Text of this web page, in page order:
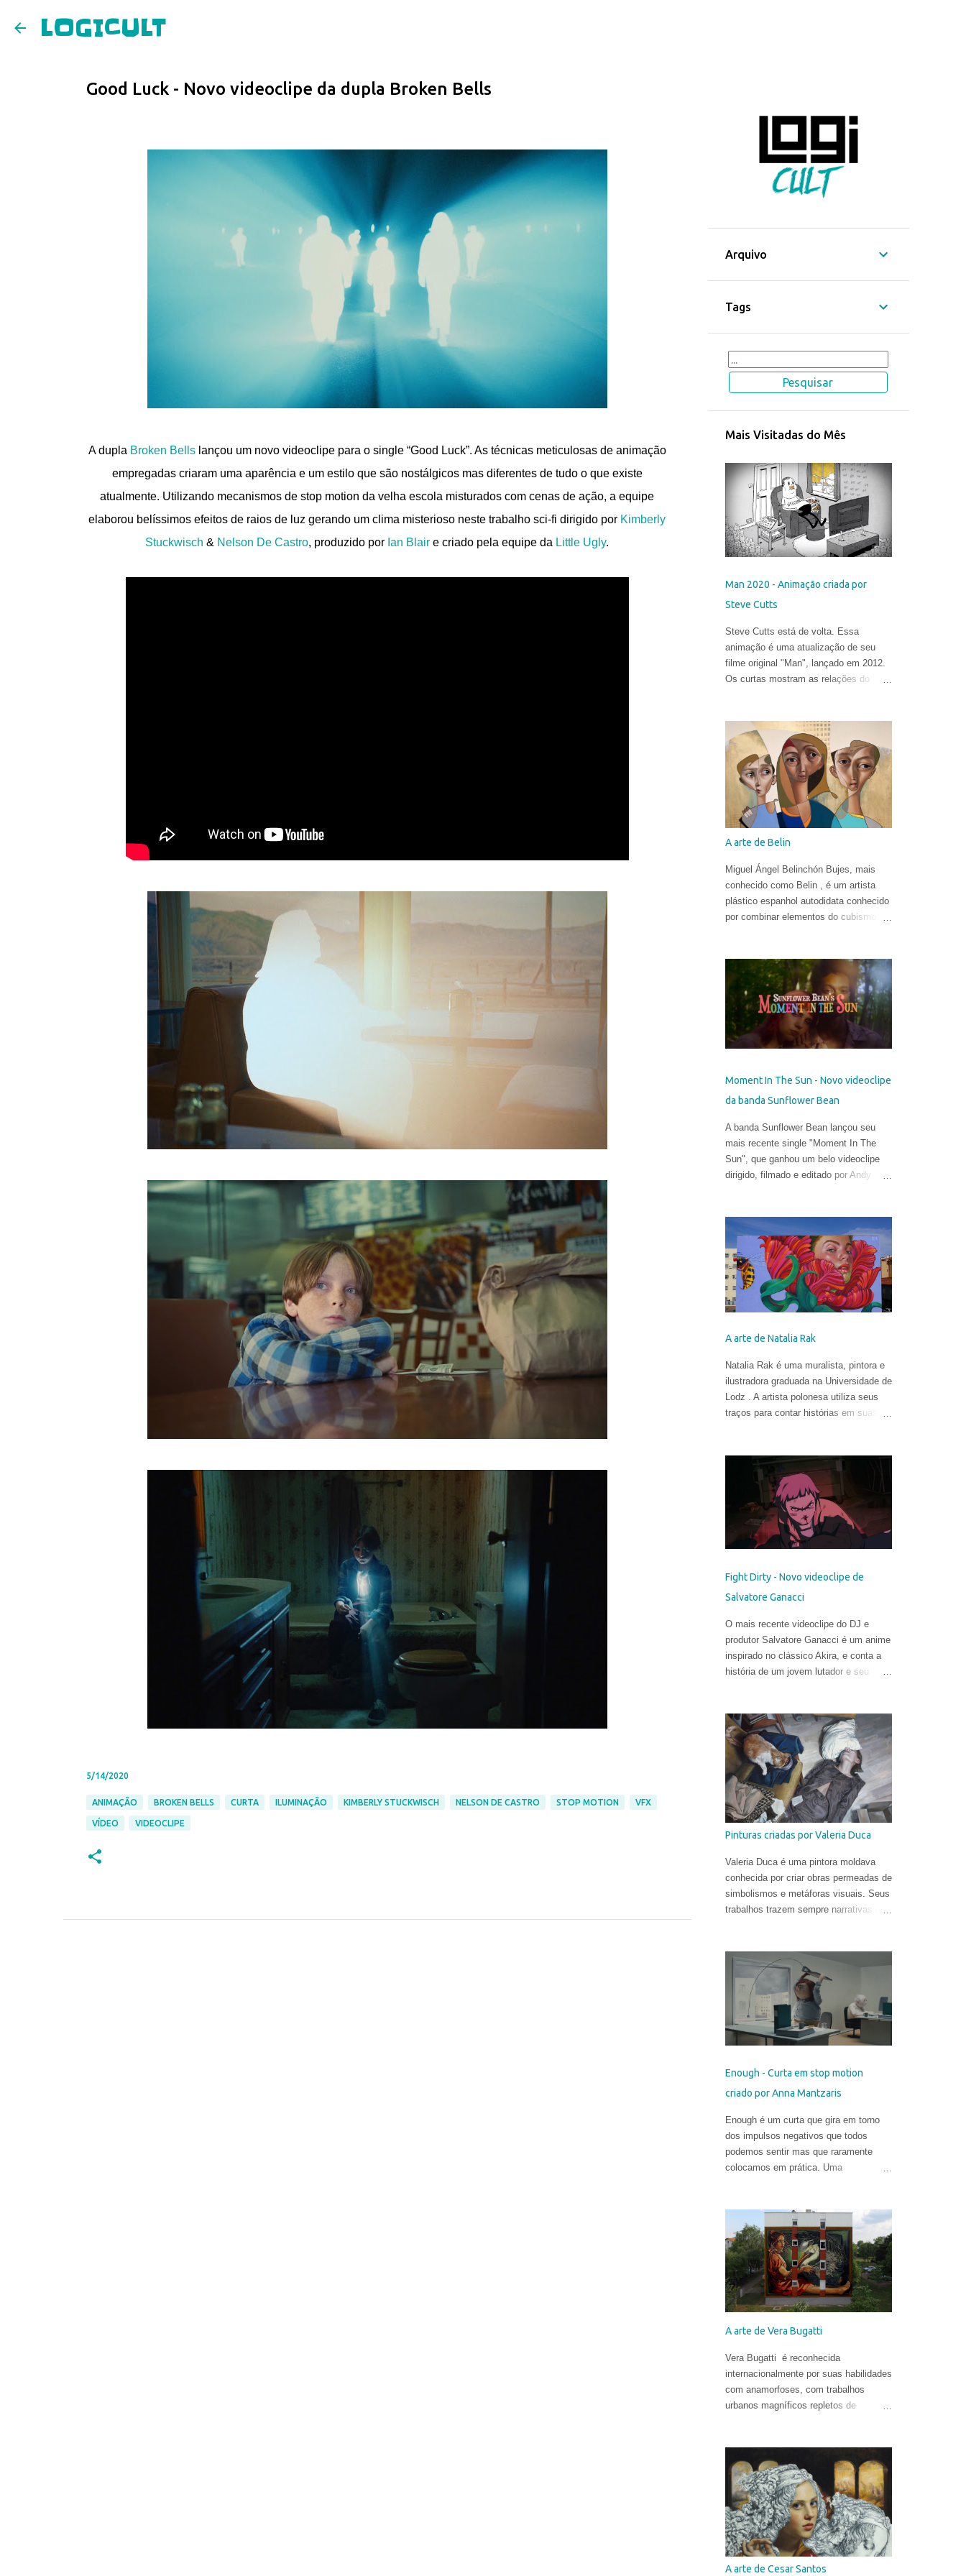
LOGICULT
Good Luck - Novo videoclipe da dupla Broken Bells
A dupla Broken Bellslançou um novo videoclipe para o single “Good Luck”. As técnicas meticulosas de animação
empregadas criaram uma aparência e um estilo que são nostálgicos mas diferentes de tudo o que existe
atualmente. Utilizando mecanismos de stop motion da velha escola misturados com cenas de ação, a equipe
elaborou belíssimos efeitos de raios de luz gerando um clima misterioso neste trabalho sci-fi dirigido por Kimberly
Stuckwisch & Nelson De Castro, produzido por Ian Blair e criado pela equipe da Little Ugly.
5/14/2020
ANIMAÇÃO BROKEN BELLS CURTA ILUMINAÇÃO KIMBERLY STUCKWISCH NELSON DE CASTRO STOP MOTION VFX
VÍDEO VIDEOCLIPE
Arquivo
Tags
Mais Visitadas do Mês
Man 2020 - Animação criada por
Steve Cutts
Steve Cutts está de volta. Essa
animação é uma atualização de seu
filme original "Man", lançado em 2012.
Os curtas mostram as relações do
"In the Hall of the Mountain King" de
Edvard Grieg .
A arte de Belin
Miguel Ángel Belinchón Bujes, mais
conhecido como Belin , é um artista
plástico espanhol autodidata conhecido
por combinar elementos do cubismo, da
belíssimas pinturas e sua maneira
talentosa de espalhar os códigos do
hiper-realismo entre as paisagens
urbanas. Seus murais, criados apenas
a partir de técnicas de spray, viraram
referência no mundo eclético da arte.
regras da proporção é sua maior fonte
uma arte mais subjetiva. Belin gosta de
definir esse experimento como "pós-
neo-cubismo".
Moment In The Sun - Novo videoclipe
da banda Sunflower Bean
A banda Sunflower Bean lançou seu
mais recente single "Moment In The
Sun", que ganhou um belo videoclipe
dirigido, filmado e editado por Andy
A arte de Natalia Rak
Natalia Rak é uma muralista, pintora e
ilustradora graduada na Universidade de
Lodz . A artista polonesa utiliza seus
traços para contar histórias em suas
Fight Dirty - Novo videoclipe de
Salvatore Ganacci
O mais recente videoclipe do DJ e
produtor Salvatore Ganacci é um anime
inspirado no clássico Akira, e conta a
história de um jovem lutador e seu
recente contratado da produtora
Business Club Royale, ao lado de Will
Goodfellow & Greg Sharp e produzido
pelas equipes dos estúdios Goono &
Trub Animation.
Pinturas criadas por Valeria Duca
Valeria Duca é uma pintora moldava
conhecida por criar obras permeadas de
simbolismos e metáforas visuais. Seus
trabalhos trazem sempre narrativas que
começou a sua carreira muito cedo.
Sua primeira exposição aconteceu em
sua cidade natal, Chisinau, quando ela
tinha apenas 12 anos. Aos 17, mudou-
se para o Reino Unido, onde estudou
História da Arte na Universidade de St
profissionalmente por alguns anos em
mudou-se para Washington DC. Suas
obras circulam o planeta e integram as
coleções permanentes de vários
museus do Leste Europeu.
Enough - Curta em stop motion
criado por Anna Mantzaris
Enough é um curta que gira em torno
dos impulsos negativos que todos
podemos sentir mas que raramente
colocamos em prática. Uma
animação em stop motion criada por
Anna Mantzaris e vencedora de
diversos prêmios internacionais.
A arte de Vera Bugatti
Vera Bugatti é reconhecida
internacionalmente por suas habilidades
com anamorfoses, com trabalhos
urbanos magníficos repletos de
materiais e estão espalhadas ao redor
do globo. Vera nasceu na comuna
italiana de Brescia, formou-se em
Conservação do Patrimônio Cultural em
Parma e foi bolsista de pesquisa em
Mântua com uma tese dedicada aos
tratados heterodoxos do século XVI.
A arte de Cesar Santos